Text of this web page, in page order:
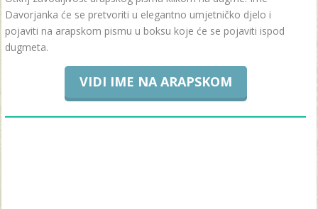
Davorjanka će se pretvoriti u elegantno umjetničko djelo i
pojaviti na arapskom pismu u boksu koje će se pojaviti ispod
dugmeta.
VIDI IME NA ARAPSKOM